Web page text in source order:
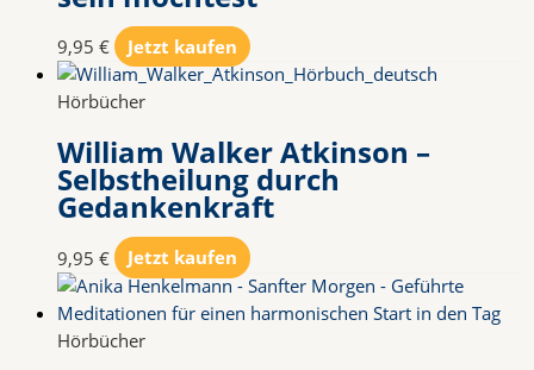
9,95 € Jetzt kaufen
Hörbücher
William Walker Atkinson –
Selbstheilung durch
Gedankenkraft
9,95 € Jetzt kaufen
Hörbücher